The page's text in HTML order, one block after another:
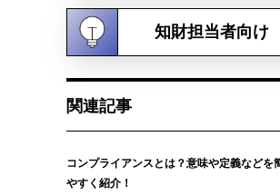
知財担当者向け
関連記事
コンプライアンスとは？意味や定義などを
やすく紹介！